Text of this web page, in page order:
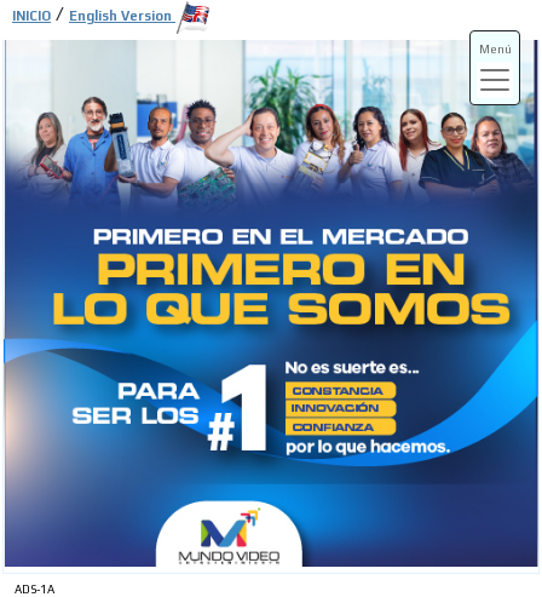
ADS-1A
Menú
INICIO / English Version
ADS-3A
ADS-3B